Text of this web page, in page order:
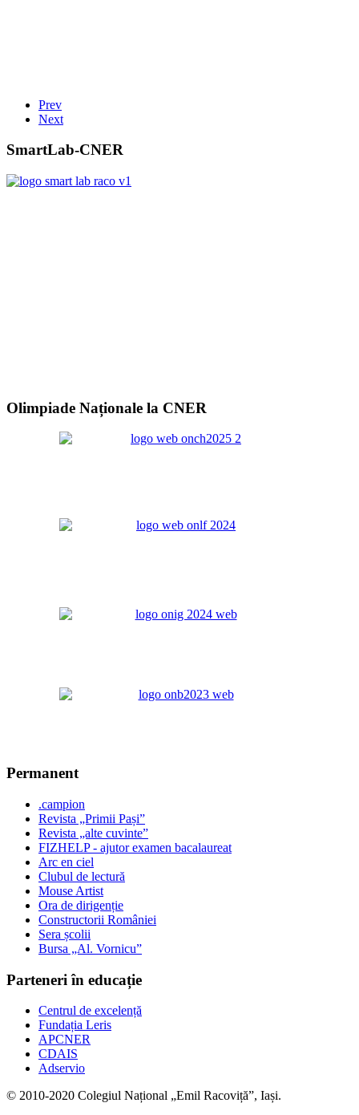
Prev
Next
SmartLab-CNER
Olimpiade Naționale la CNER
Permanent
.campion
Revista „Primii Pași”
Revista „alte cuvinte”
FIZHELP - ajutor examen bacalaureat
Arc en ciel
Clubul de lectură
Mouse Artist
Ora de dirigenție
Constructorii României
Sera școlii
Bursa „Al. Vornicu”
Parteneri în educație
Centrul de excelență
Fundația Leris
APCNER
CDAIS
Adservio
© 2010-2020 Colegiul Național „Emil Racoviță”, Iași.